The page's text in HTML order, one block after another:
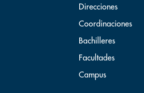
Direcciones
Coordinaciones
Bachilleres
Facultades
Campus